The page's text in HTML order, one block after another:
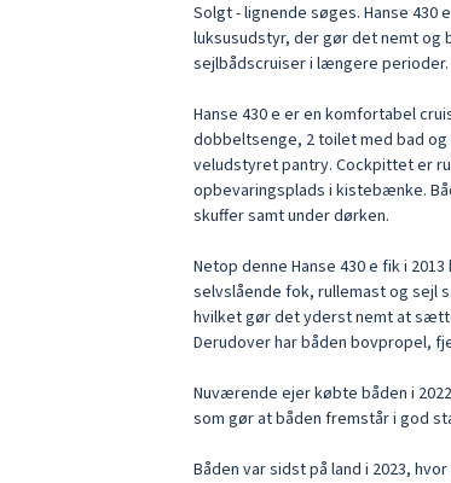
Solgt - lignende søges. Hanse
luksusudstyr, der gør det nemt
sejlbådscruiser i længere perioder.
Hanse 430 e er en komfortabel
dobbeltsenge, 2 toilet med bad
veludstyret pantry. Cockpittet er
opbevaringsplads i kistebænke.
skuffer samt under dørken.
Netop denne Hanse 430 e fik i
selvslående fok, rullemast og sejl
hvilket gør det yderst nemt at
Derudover har båden bovpropel,
Nuværende ejer købte båden i
som gør at båden fremstår i god
Båden var sidst på land i 2023,